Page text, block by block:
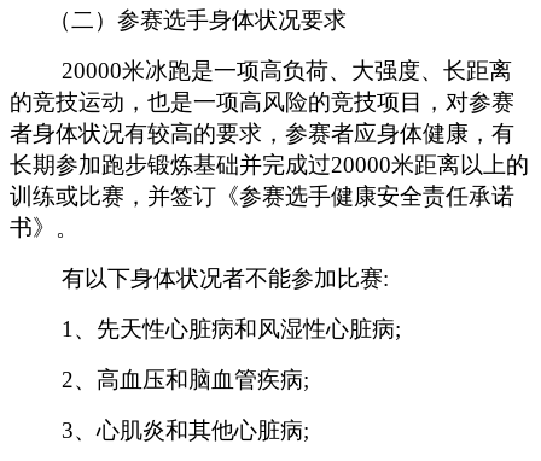
（二）参赛选手身体状况要求
20000米冰跑是一项高负荷、大强度、长距离
的竞技运动，也是一项高风险的竞技项目，对参赛
者身体状况有较高的要求，参赛者应身体健康，有
长期参加跑步锻炼基础并完成过20000米距离以上的
训练或比赛，并签订《参赛选手健康安全责任承诺
书》。
有以下身体状况者不能参加比赛:
1、先天性心脏病和风湿性心脏病;
2、高血压和脑血管疾病;
3、心肌炎和其他心脏病;